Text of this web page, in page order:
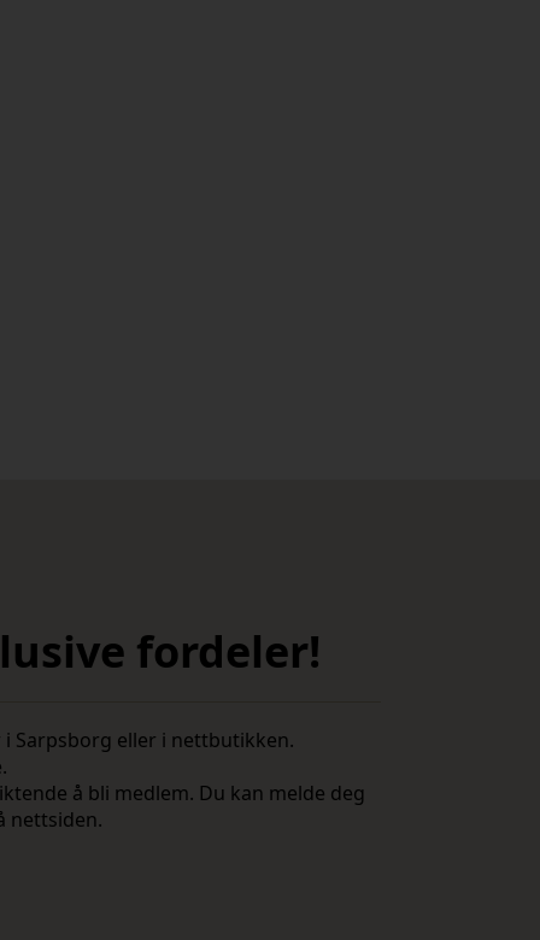
fordeler!
Sarpsborg eller i nettbutikken.
å bli medlem. Du kan melde deg
nettsiden.